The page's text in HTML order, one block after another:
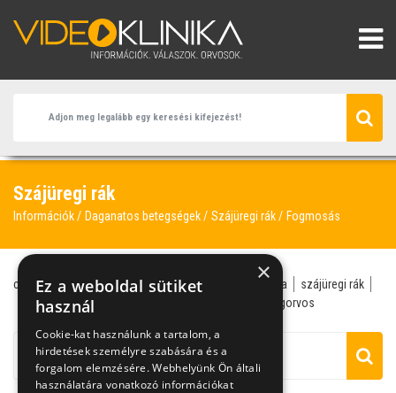
Szájüregi rák
Információk Daganatos betegségek Szájüregi rák Fogmosás
cigaretta fül-orr-gégész dohányzás kemoterápia
szájüregi rák
tüdőrák
alkohol fogorvos
×
Ez a weboldal sütiket
használ
Cookie-kat használunk a tartalom, a
hirdetések személyre szabására és a
forgalom elemzésére. Webhelyünk Ön általi
használatára vonatkozó információkat